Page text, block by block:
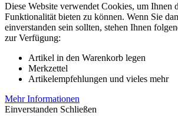
Diese Website verwendet Cookies, um Ihnen
Funktionalität bieten zu können. Wenn Sie
einverstanden sein sollten, stehen Ihnen
zur Verfügung:
Artikel in den Warenkorb legen
Merkzettel
Artikelempfehlungen und vieles mehr
Mehr Informationen
Einverstanden Schließen